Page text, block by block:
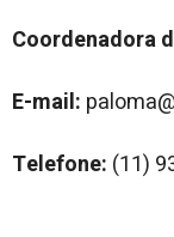
Coordenadora
E-mail:
Telefone: (11)